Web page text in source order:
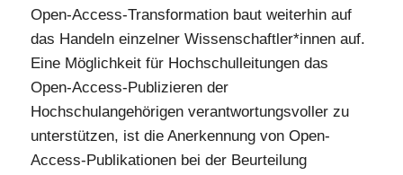
Open-Access-Transformation baut weiterhin auf
das Handeln einzelner Wissenschaftler*innen auf.
Eine Möglichkeit für Hochschulleitungen das
Open-Access-Publizieren der
Hochschulangehörigen verantwortungsvoller zu
unterstützen, ist die Anerkennung von Open-
Access-Publikationen bei der Beurteilung